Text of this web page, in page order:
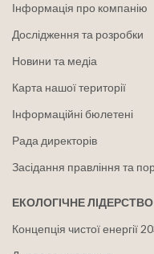
Інформація про компанію
Дослідження та розробки
Новини та медіа
Карта нашої території
Інформаційні бюлетені
Рада директорів
Засідання правління та
ЕКОЛОГІЧНЕ ЛІДЕРСТВО
Концепція чистої енергії